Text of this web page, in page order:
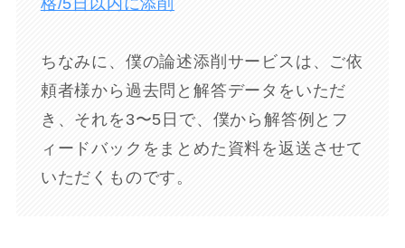
ちなみに、僕の論述添削サービスは、ご依
頼者様から過去問と解答データをいただ
き、それを3〜5日で、僕から解答例とフ
ィードバックをまとめた資料を返送させて
いただくものです。